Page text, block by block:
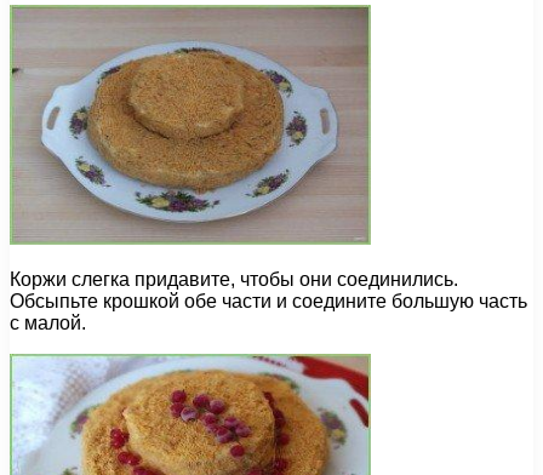
Коржи слегка придавите, чтобы они соединились.
Обсыпьте крошкой обе части и соедините большую часть
с малой.